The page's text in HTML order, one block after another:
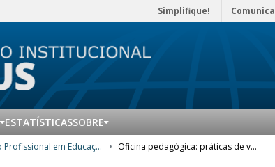
Simplifique!
ESTATÍSTICASSOBRE
Mestrado Profissional em Educação Profissional e Tecnológica (ProfEPT) - Produtos Educacionais Oficina pedagógica: práticas de valorização das relações étnico-raciais na educação profissional: construindo novos caminhos no PROEJA a partir da Lei n.º 10.639/03